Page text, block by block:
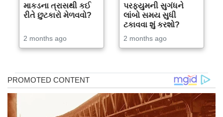
માકડના ત્રાસથી કઈ
રીતે છુટકારો મેળવવો?
2 months ago
પરફ્યુમની સુગંધને
લાંબો સમય સુધી
ટકાવવા શું કરશો?
2 months ago